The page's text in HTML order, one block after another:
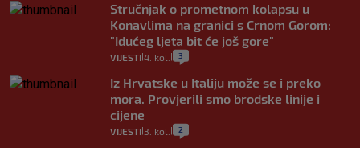
Stručnjak o prometnom kolapsu u
Konavlima na granici s Crnom Gorom:
"Idućeg ljeta bit će još gore"
VIJESTI 4. kol. 3
Iz Hrvatske u Italiju može se i preko
mora. Provjerili smo brodske linije i
cijene
VIJESTI 3. kol. 2